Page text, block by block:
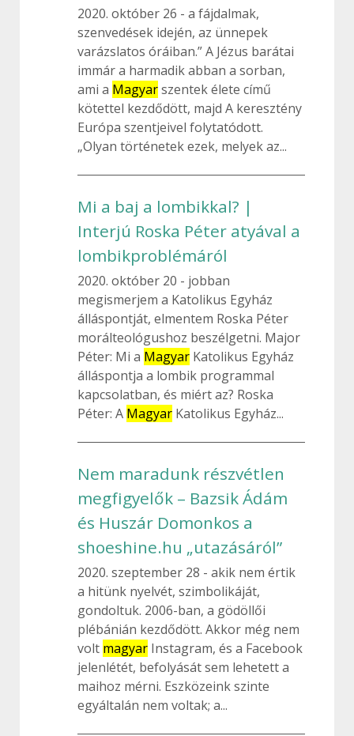
2020. október 26
a fájdalmak,
szenvedések idején, az ünnepek
varázslatos óráiban.” A Jézus barátai
immár a harmadik abban a sorban,
ami a Magyarszentek élete című
kötettel kezdődött, majd A keresztény
Európa szentjeivel folytatódott.
„Olyan történetek ezek, melyek az...
Mi a baj a lombikkal? |
Interjú Roska Péter atyával a
lombikproblémáról
2020. október 20
jobban
megismerjem a Katolikus Egyház
álláspontját, elmentem Roska Péter
morálteológushoz beszélgetni. Major
Péter: Mi a Magyar Katolikus Egyház
álláspontja a lombik programmal
kapcsolatban, és miért az? Roska
Péter: A Magyar Katolikus Egyház...
Nem maradunk részvétlen
megfigyelők – Bazsik Ádám
és Huszár Domonkos a
shoeshine.hu „utazásáról”
2020. szeptember 28
akik nem értik
a hitünk nyelvét, szimbolikáját,
gondoltuk. 2006-ban, a gödöllői
plébánián kezdődött. Akkor még nem
volt magyar Instagram, és a Facebook
jelenlétét, befolyását sem lehetett a
maihoz mérni. Eszközeink szinte
egyáltalán nem voltak; a...